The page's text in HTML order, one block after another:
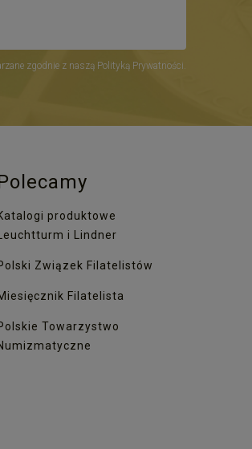
zgodnie z naszą Polityką Prywatności.
produktowe
i Lindner
Związek Filatelistów
Filatelista
Towarzystwo